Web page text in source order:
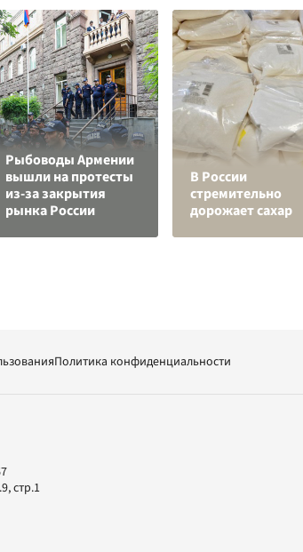
Рыбоводы Армении
вышли на протесты
из-за закрытия
рынка России
В России
стремительно
дорожает сахар
Политика конфиденциальности
стр.1